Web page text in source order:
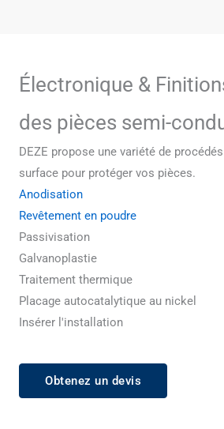
Électronique &
des pièces semi-
DEZE propose une variété de
surface pour protéger vos pièces.
Anodisation
Revêtement en poudre
Passivisation
Galvanoplastie
Traitement thermique
Placage autocatalytique au nickel
Insérer l'installation
Obtenez un devis